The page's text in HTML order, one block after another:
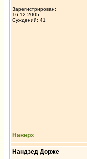
Зарегистрирован:
16.12.2005
Суждений: 41
Наверх
Нандзед Дорже